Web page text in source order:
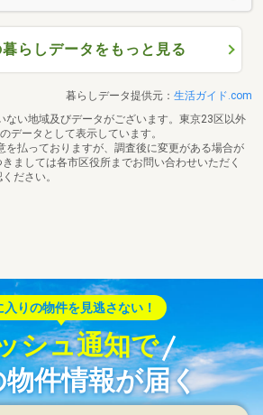
らしデータをもっと見る
暮らしデータ提供元： 生活ガイド.com
ない地域及びデータがございます。東京23区以外
データとして表示しています。
を払っておりますが、調査後に変更がある場合が
ましては各市区役所までお問い合わせいただく
ださい。
入りの物件を見逃さない！
シュ通知で
件情報が届く